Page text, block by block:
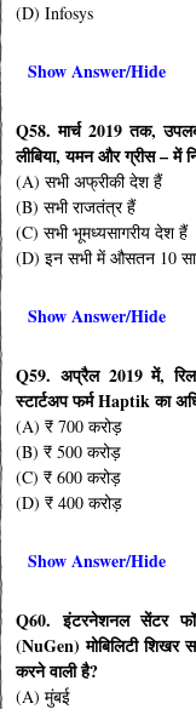
(D) Infosys
Show Answer/Hide
Q58. मार्च 2019 तक,
लीबिया, यमन और ग्रीस – में
(A) सभी अफ्रीकी देश हैं
(B) सभी राजतंत्र हैं
(C) सभी भूमध्यसागरीय देश हैं
(D) इन सभी में औसतन 10
Show Answer/Hide
Q59. अप्रैल 2019 में,
स्टार्टअप फर्म Haptik का
(A) ₹ 700 करोड़
(B) ₹ 500 करोड़
(C) ₹ 600 करोड़
(D) ₹ 400 करोड़
Show Answer/Hide
Q60. इंटरनेशनल सेंटर
(NuGen) मोबिलिटी शिखर
करने वाली है?
(A) मुंबई